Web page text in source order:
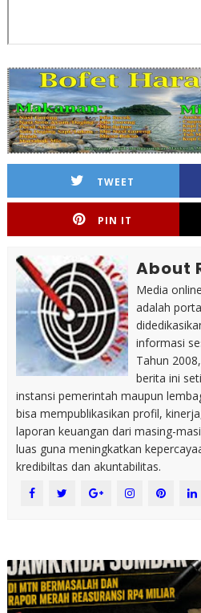
TWEET
PIN IT
About
Media
adalah
informasi
Tahun
berita ini
instansi pemerintah maupun
bisa mempublikasikan profil,
laporan keuangan dari masing-
luas guna meningkatkan
kredibiltas dan akuntabilitas.